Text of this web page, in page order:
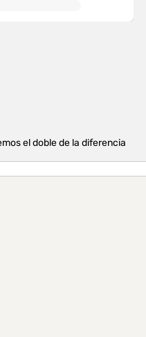
el doble de la diferencia